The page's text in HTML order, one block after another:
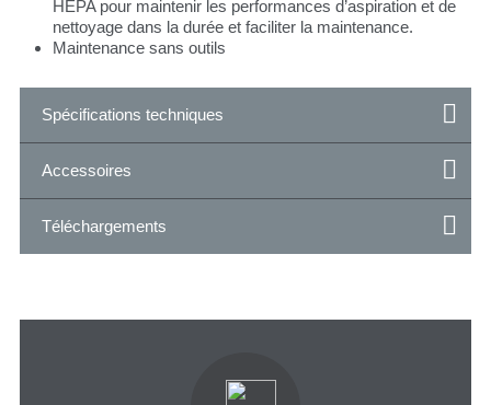
HEPA pour maintenir les performances d’aspiration et de
nettoyage dans la durée et faciliter la maintenance.
Maintenance sans outils
Spécifications techniques
Accessoires
Téléchargements